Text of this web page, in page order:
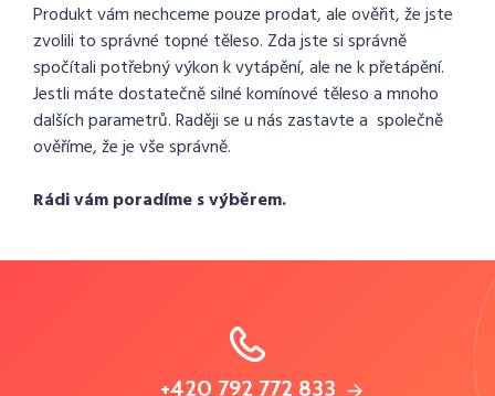
Produkt vám nechceme pouze prodat, ale ověřit, že jste
zvolili to správné topné těleso. Zda jste si správně
spočítali potřebný výkon k vytápění, ale ne k přetápění.
Jestli máte dostatečně silné komínové těleso a mnoho
dalších parametrů. Raději se u nás zastavte a společně
ověříme, že je vše správně.
Rádi vám poradíme s výběrem.
+420 792 772 833